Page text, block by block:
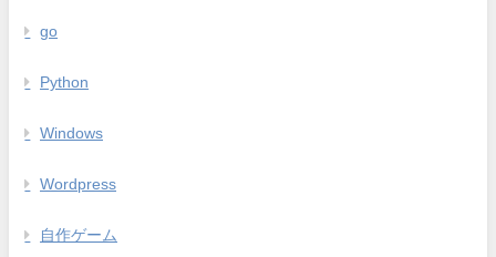
go
Python
Windows
Wordpress
自作ゲーム